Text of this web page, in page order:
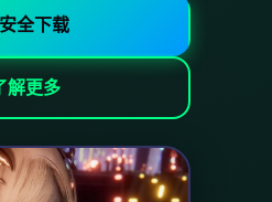
安全下载
解更多